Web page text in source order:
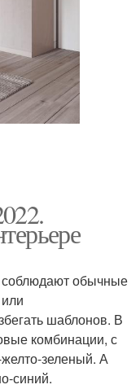
соблюдают обычные
шаблонов. В
комбинации, с
зеленый. А
синий.